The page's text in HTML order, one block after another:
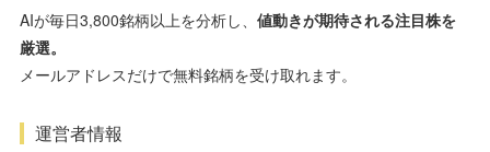
AIが毎日3,800銘柄以上を分析し、 値動きが期待される注目株を
厳選。
メールアドレスだけで無料銘柄を受け取れます。
運営者情報